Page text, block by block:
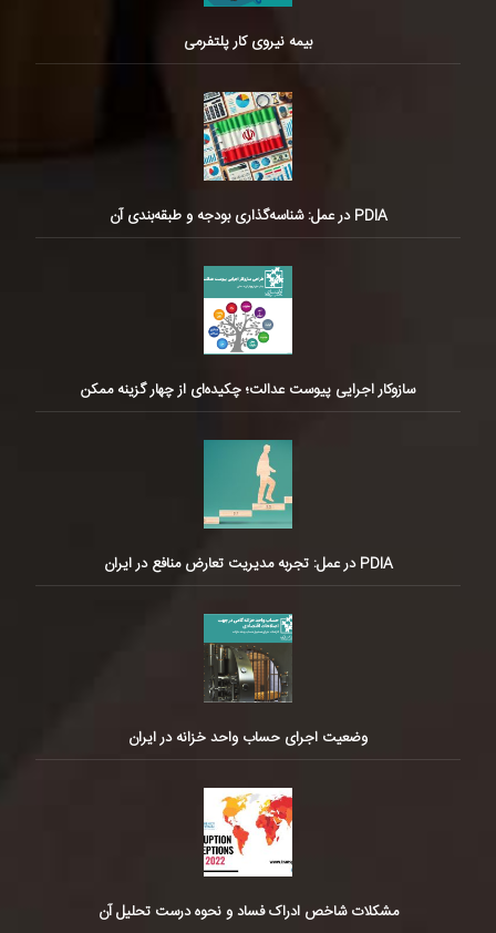
بیمه نیروی کار پلتفرمی
PDIA در عمل: شناسه‌گذاری بودجه و طبقه‌بندی آن
سازوکار اجرایی پیوست عدالت؛ چکیده‌ای از چهار گزینه ممکن
PDIA در عمل: تجربه مدیریت تعارض منافع در ایران
وضعیت اجرای حساب واحد خزانه در ایران
مشکلات شاخص ادراک فساد و نحوه درست تحلیل آن